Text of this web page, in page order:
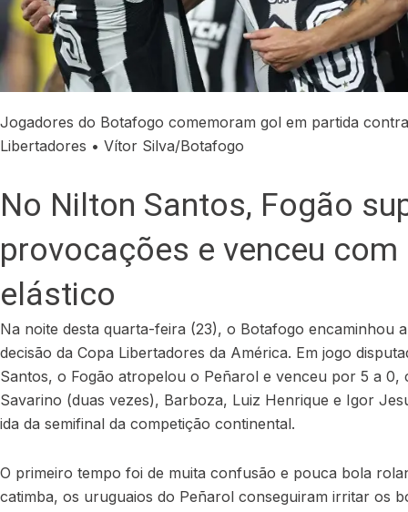
Jogadores do Botafogo comemoram gol em partida
Libertadores • Vítor Silva/Botafogo
No Nilton Santos, Fogão
provocações e venceu
elástico
Na noite desta quarta-feira (23), o Botafogo encaminhou
decisão da Copa Libertadores da América. Em jogo
Santos, o Fogão atropelou o Peñarol e venceu por 5 a 0,
Savarino (duas vezes), Barboza, Luiz Henrique e Igor
ida da semifinal da competição continental.
O primeiro tempo foi de muita confusão e pouca bola
catimba, os uruguaios do Peñarol conseguiram irritar os